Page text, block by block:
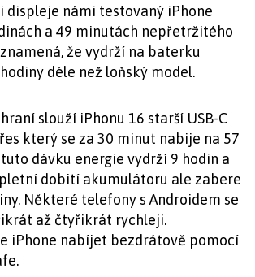
displeje námi testovaný iPhone
a 49 minutách nepřetržitého
že vydrží na baterku
déle než loňský model.
slouží iPhonu 16 starší USB-C
který se za 30 minut nabije na 57
dávku energie vydrží 9 hodin a
dobití akumulátoru ale zabere
Některé telefony s Androidem se
až čtyřikrát rychleji.
iPhone nabíjet bezdrátově pomocí